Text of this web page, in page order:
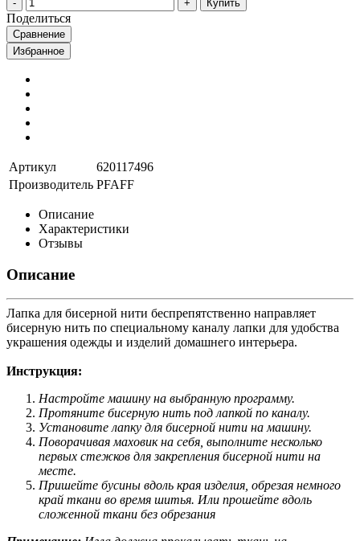
Купить
Поделиться
Сравнение
Избранное
Артикул
620117496
Производитель PFAFF
Описание
Характеристики
Отзывы
Описание
Лапка для бисерной нити беспрепятственно направляет
бисерную нить по специальному каналу лапки для удобства
украшения одежды и изделий домашнего интерьера.
Инструкция:
Настройте машину на выбранную программу.
Протяните бисерную нить под лапкой по каналу.
Установите лапку для бисерной нити на машину.
Поворачивая маховик на себя, выполните несколько
первых стежков для закрепления бисерной нити на
месте.
Пришейте бусины вдоль края изделия, обрезая немного
край ткани во время шитья. Или прошейте вдоль
сложенной ткани без обрезания